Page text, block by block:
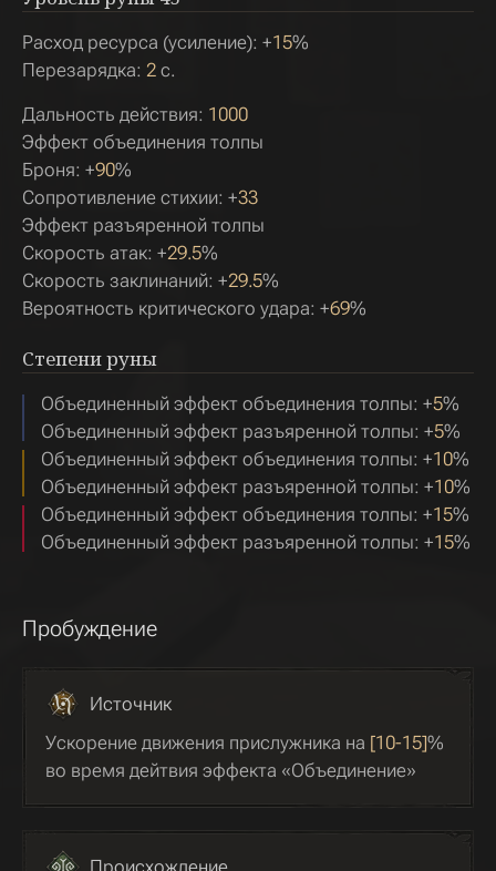
Расход ресурса (усиление): +15%
Перезарядка: 2 с.
Дальность действия: 1000
Эффект объединения толпы
Броня: +90%
Сопротивление стихии: +33
Эффект разъяренной толпы
Скорость атак: +29.5%
Скорость заклинаний: +29.5%
Вероятность критического удара: +69%
Степени руны
Объединенный эффект объединения толпы: +5%
Объединенный эффект разъяренной толпы: +5%
Объединенный эффект объединения толпы: +10%
Объединенный эффект разъяренной толпы: +10%
Объединенный эффект объединения толпы: +15%
Объединенный эффект разъяренной толпы: +15%
Пробуждение
Источник
Ускорение движения прислужника на [10-15]%
во время дейтвия эффекта «Объединение»
Происхождение